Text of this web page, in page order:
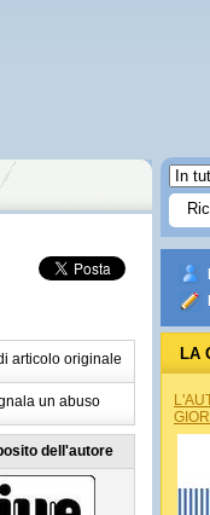
articolo originale
un abuso
dell'autore
LA